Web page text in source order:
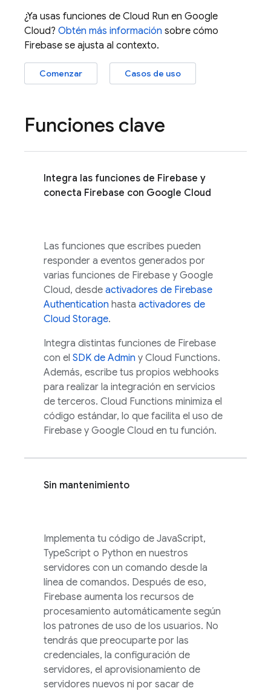
¿Ya usas funciones de Cloud Run en Google
Cloud? Obtén más información sobre cómo
Firebase se ajusta al contexto.
Comenzar Casos de uso
Funciones clave
Integra las funciones de Firebase y
conecta Firebase con Google Cloud
Las funciones que escribes pueden
responder a eventos generados por
varias funciones de Firebase y Google
Cloud, desde activadores de Firebase
Authentication hasta activadores de
Cloud Storage.
Integra distintas funciones de Firebase
con el SDK de Admin y Cloud Functions.
Además, escribe tus propios webhooks
para realizar la integración en servicios
de terceros. Cloud Functions minimiza el
código estándar, lo que facilita el uso de
Firebase y Google Cloud en tu función.
Sin mantenimiento
Implementa tu código de JavaScript,
TypeScript o Python en nuestros
servidores con un comando desde la
línea de comandos. Después de eso,
Firebase aumenta los recursos de
procesamiento automáticamente según
los patrones de uso de los usuarios. No
tendrás que preocuparte por las
credenciales, la configuración de
servidores, el aprovisionamiento de
servidores nuevos ni por sacar de